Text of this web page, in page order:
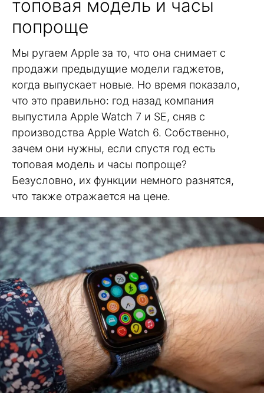
топовая модель и часы
попроще
Мы ругаем Apple за то, что она снимает с
продажи предыдущие модели гаджетов,
когда выпускает новые. Но время показало,
что это правильно: год назад компания
выпустила Apple Watch 7 и SE, сняв с
производства Apple Watch 6. Собственно,
зачем они нужны, если спустя год есть
топовая модель и часы попроще?
Безусловно, их функции немного разнятся,
что также отражается на цене.